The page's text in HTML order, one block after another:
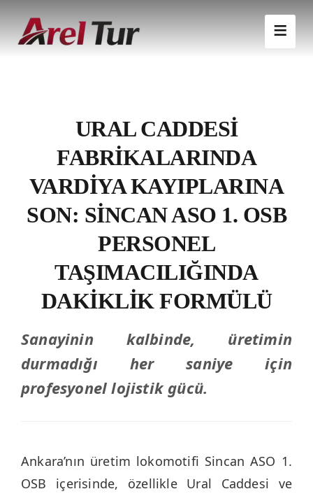
URAL CADDESI
FABRIKALARINDA
VARDIYA KAYIPLARINA
SON: SINCAN ASO 1. OSB
PERSONEL
TAŞIMACILIĞINDA
DAKIKLIK FORMÜLÜ
Sanayinin kalbinde, üretimin
durmadığı her saniye için
profesyonel lojistik gücü.
Ankara’nın üretim lokomotifi Sincan ASO 1.
OSB içerisinde, özellikle Ural Caddesi ve